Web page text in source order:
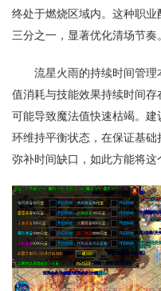
终处于燃烧区域内。这种职
三分之一，显著优化清场节奏。
流星火雨的持续时间管
值消耗与技能效果持续时间
可能导致魔法值快速枯竭。
环维持平衡状态，在保证基
弥补时间缺口，如此方能将这